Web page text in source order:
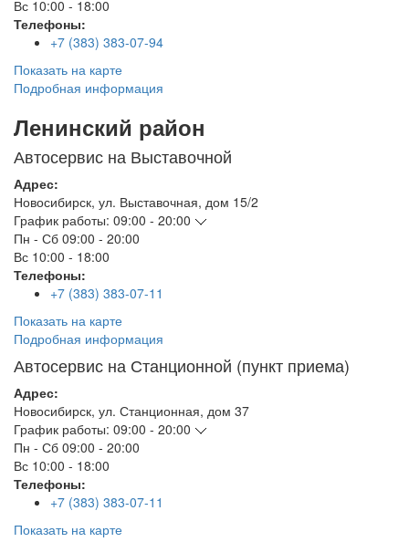
Вс 10:00 - 18:00
Телефоны:
+7 (383) 383-07-94
Показать на карте
Подробная информация
Ленинский район
Автосервис на Выставочной
Адрес:
Новосибирск, ул. Выставочная, дом 15/2
График работы: 09:00 - 20:00
Пн - Сб 09:00 - 20:00
Вс 10:00 - 18:00
Телефоны:
+7 (383) 383-07-11
Показать на карте
Подробная информация
Автосервис на Станционной (пункт приема)
Адрес:
Новосибирск, ул. Станционная, дом 37
График работы: 09:00 - 20:00
Пн - Сб 09:00 - 20:00
Вс 10:00 - 18:00
Телефоны:
+7 (383) 383-07-11
Показать на карте